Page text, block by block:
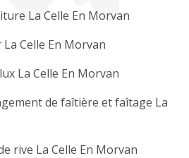
La Celle En Morvan
Celle En Morvan
La Celle En Morvan
de faîtière et faîtage La
rive La Celle En Morvan